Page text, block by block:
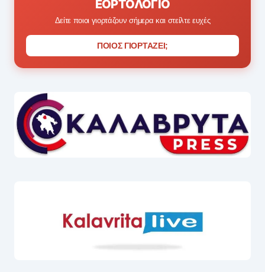
ΕΟΡΤΟΛΌΓΙΟ
Δείτε ποιοι γιορτάζουν σήμερα και στείλτε ευχές
ΠΟΙΟΣ ΓΙΟΡΤΑΖΕΙ;